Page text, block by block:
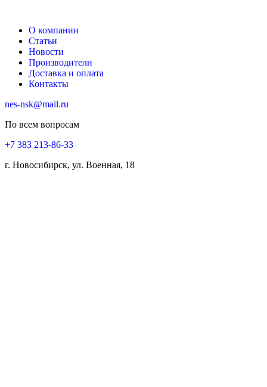
О компании
Статьи
Новости
Производители
Доставка и оплата
Контакты
nes-nsk@mail.ru
По всем вопросам
+7 383 213-86-33
г. Новосибирск, ул. Военная, 18